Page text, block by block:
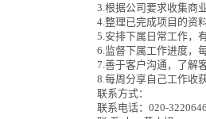
3.根据公司要求收集商
4.整理已完成项目的资
5.安排下属日常工作，
6.监督下属工作进度，
7.善于客户沟通，了解
8.每周分享自己工作收
联系方式：
联系电话：020-